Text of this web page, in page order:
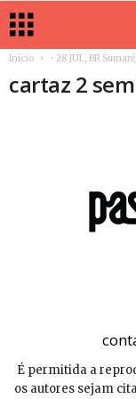
Início • 28 JUL, BR
cartaz 2
É permitida a
os autores sejam